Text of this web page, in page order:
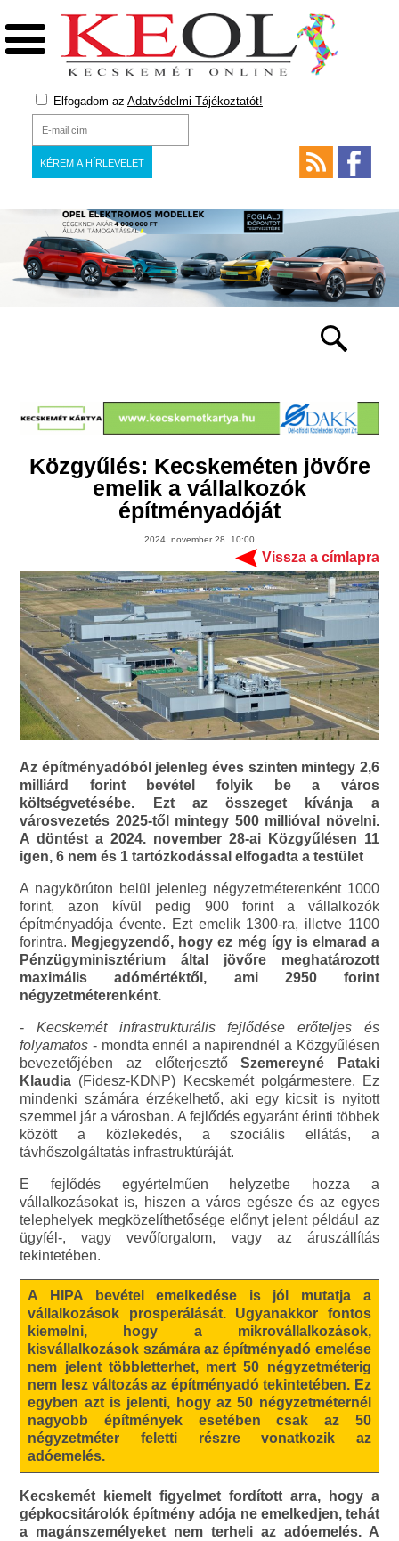
Elfogadom az Adatvédelmi Tájékoztatót!
Közgyűlés: Kecskeméten jövőre
emelik a vállalkozók
építményadóját
2024. november 28. 10:00
Vissza a címlapra
Az építményadóból jelenleg éves szinten mintegy 2,6
milliárd forint bevétel folyik be a város
költségvetésébe. Ezt az összeget kívánja a
városvezetés 2025-től mintegy 500 millióval növelni.
A döntést a 2024. november 28-ai Közgyűlésen 11
igen, 6 nem és 1 tartózkodással elfogadta a testület
A nagykörúton belül jelenleg négyzetméterenként 1000
forint, azon kívül pedig 900 forint a vállalkozók
építményadója évente. Ezt emelik 1300-ra, illetve 1100
forintra. Megjegyzendő, hogy ez még így is elmarad a
Pénzügyminisztérium által jövőre meghatározott
maximális adómértéktől, ami 2950 forint
négyzetméterenként.
- Kecskemét infrastrukturális fejlődése erőteljes és
folyamatos - mondta ennél a napirendnél a Közgyűlésen
bevezetőjében az előterjesztőSzemereyné Pataki
Klaudia (Fidesz-KDNP) Kecskemét polgármestere. Ez
mindenki számára érzékelhető, aki egy kicsit is nyitott
szemmel jár a városban. A fejlődés egyaránt érinti többek
között a közlekedés, a szociális ellátás, a
távhőszolgáltatás infrastruktúráját.
E fejlődés egyértelműen helyzetbe hozza a
vállalkozásokat is, hiszen a város egésze és az egyes
telephelyek megközelíthetősége előnyt jelent például az
ügyfél-, vagy vevőforgalom, vagy az áruszállítás
tekintetében.
A HIPA bevétel emelkedése is jól mutatja a
vállalkozások prosperálását. Ugyanakkor fontos
kiemelni, hogy a mikrovállalkozások,
kisvállalkozások számára az építményadó emelése
nem jelent többletterhet, mert 50 négyzetméterig
nem lesz változás az építményadó tekintetében. Ez
egyben azt is jelenti, hogy az 50 négyzetméternél
nagyobb építmények esetében csak az 50
négyzetméter feletti részre vonatkozik az
adóemelés.
Kecskemét kiemelt figyelmet fordított arra, hogy a
gépkocsitárolók építmény adója ne emelkedjen, tehát
a magánszemélyeket nem terheli az adóemelés. A